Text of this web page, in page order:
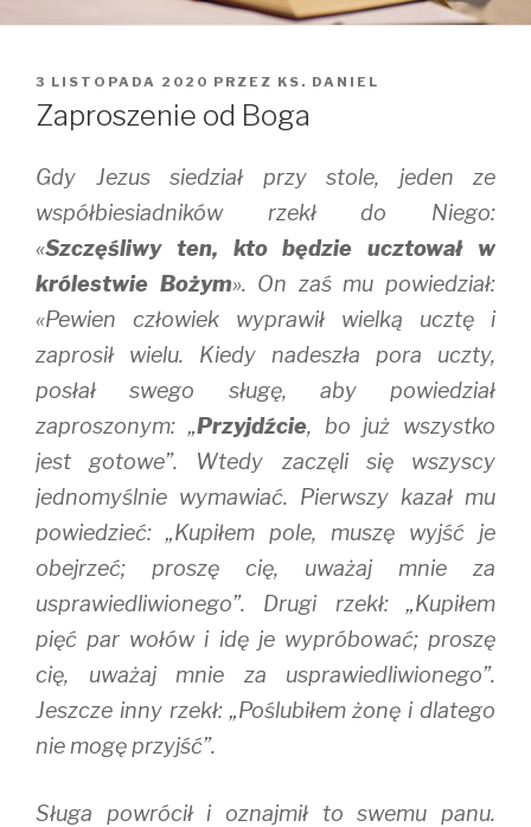
OPUBLIKOWANE
W
3 LISTOPADA 2020 PRZEZ KS. DANIEL
Zaproszenie od Boga
Gdy Jezus siedział przy stole, jeden ze
współbiesiadników rzekł do Niego:
«Szczęśliwy ten, kto będzie ucztował w
królestwie Bożym». On zaś mu powiedział:
«Pewien człowiek wyprawił wielką ucztę i
zaprosił wielu. Kiedy nadeszła pora uczty,
posłał swego sługę, aby powiedział
zaproszonym: „Przyjdźcie, bo już wszystko
jest gotowe”. Wtedy zaczęli się wszyscy
jednomyślnie wymawiać. Pierwszy kazał mu
powiedzieć: „Kupiłem pole, muszę wyjść je
obejrzeć; proszę cię, uważaj mnie za
usprawiedliwionego”. Drugi rzekł: „Kupiłem
pięć par wołów i idę je wypróbować; proszę
cię, uważaj mnie za usprawiedliwionego”.
Jeszcze inny rzekł: „Poślubiłem żonę i dlatego
nie mogę przyjść”.
Sługa powrócił i oznajmił to swemu panu.